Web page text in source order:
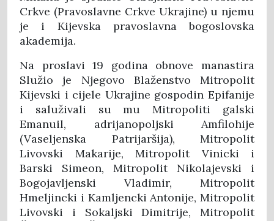
Crkve (Pravoslavne Crkve Ukrajine) u njemu
je i Kijevska pravoslavna bogoslovska
akademija.
Na proslavi 19 godina obnove manastira
Služio je Njegovo Blaženstvo Mitropolit
Kijevski i cijele Ukrajine gospodin Epifanije
i saluživali su mu Mitropoliti galski
Emanuil, adrijanopoljski Amfilohije
(Vaseljenska Patrijaršija), Mitropolit
Livovski Makarije, Mitropolit Vinicki i
Barski Simeon, Mitropolit Nikolajevski i
Bogojavljenski Vladimir, Mitropolit
Hmeljincki i Kamljencki Antonije, Mitropolit
Livovski i Sokaljski Dimitrije, Mitropolit